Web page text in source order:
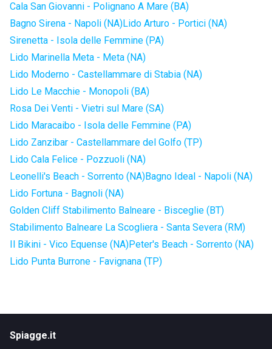
Cala San Giovanni - Polignano A Mare (BA)
Bagno Sirena - Napoli (NA)Lido Arturo - Portici (NA)
Sirenetta - Isola delle Femmine (PA)
Lido Marinella Meta - Meta (NA)
Lido Moderno - Castellammare di Stabia (NA)
Lido Le Macchie - Monopoli (BA)
Rosa Dei Venti - Vietri sul Mare (SA)
Lido Maracaibo - Isola delle Femmine (PA)
Lido Zanzibar - Castellammare del Golfo (TP)
Lido Cala Felice - Pozzuoli (NA)
Leonelli's Beach - Sorrento (NA)Bagno Ideal - Napoli (NA)
Lido Fortuna - Bagnoli (NA)
Golden Cliff Stabilimento Balneare - Bisceglie (BT)
Stabilimento Balneare La Scogliera - Santa Severa (RM)
Il Bikini - Vico Equense (NA)Peter's Beach - Sorrento (NA)
Lido Punta Burrone - Favignana (TP)
Spiagge.it